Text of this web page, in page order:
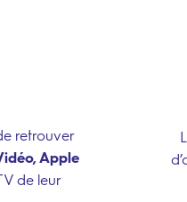
retrouver
Apple
de leur